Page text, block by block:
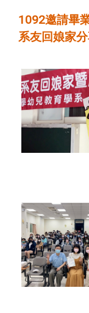
1092邀請畢
系友回娘家